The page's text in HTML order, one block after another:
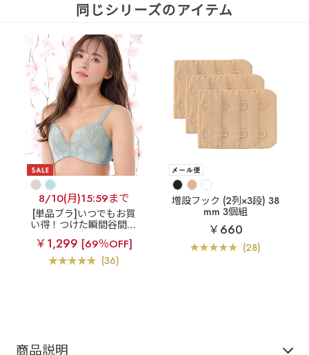
同じシリーズのアイテム
8/10(月)15:59まで
[単品ブラ]いつでもお買
い得！つけた瞬間谷間が
できる
【アウトレッ
ト】リノフラワー 超盛ブ
ラ(R) 単品ブラジャー
￥1,299 [69％OFF]
(36)
増設フック (2列×3段) 38
mm 3個組
￥660
(28)
商品説明